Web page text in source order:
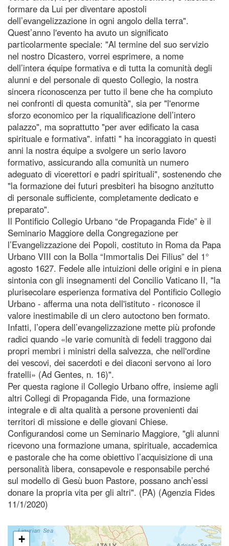
formare da Lui per diventare apostoli
dell’evangelizzazione in ogni angolo della terra".
Quest’anno l'evento ha avuto un significato
particolarmente speciale: "Al termine del suo servizio
nel nostro Dicastero, vorrei esprimere, a nome
dell’intera équipe formativa e di tutta la comunità degli
alunni e del personale di questo Collegio, la nostra
sincera riconoscenza per tutto il bene che ha compiuto
nei confronti di questa comunità", sia per "l'enorme
sforzo economico per la riqualificazione dell’intero
palazzo", ma soprattutto "per aver edificato la casa
spirituale e formativa". infatti " ha incoraggiato in questi
anni la nostra équipe a svolgere un serio lavoro
formativo, assicurando alla comunità un numero
adeguato di vicerettori e padri spirituali", sostenendo che
"la formazione dei futuri presbiteri ha bisogno anzitutto
di personale sufficiente, completamente dedicato e
preparato".
Il Pontificio Collegio Urbano “de Propaganda Fide” è il
Seminario Maggiore della Congregazione per
l’Evangelizzazione dei Popoli, costituto in Roma da Papa
Urbano VIII con la Bolla “Immortalis Dei Filius” del 1°
agosto 1627. Fedele alle intuizioni delle origini e in piena
sintonia con gli insegnamenti del Concilio Vaticano II, "la
plurisecolare esperienza formativa del Pontificio Collegio
Urbano - afferma una nota dell'istituto - riconosce il
valore inestimabile di un clero autoctono ben formato.
Infatti, l’opera dell’evangelizzazione mette più profonde
radici quando «le varie comunità di fedeli traggono dai
propri membri i ministri della salvezza, che nell'ordine
dei vescovi, dei sacerdoti e dei diaconi servono ai loro
fratelli» (Ad Gentes, n. 16)".
Per questa ragione il Collegio Urbano offre, insieme agli
altri Collegi di Propaganda Fide, una formazione
integrale e di alta qualità a persone provenienti dai
territori di missione e delle giovani Chiese.
Configurandosi come un Seminario Maggiore, "gli alunni
ricevono una formazione umana, spirituale, accademica
e pastorale che ha come obiettivo l’acquisizione di una
personalità libera, consapevole e responsabile perché
sul modello di Gesù buon Pastore, possano anch’essi
donare la propria vita per gli altri". (PA) (Agenzia Fides
11/1/2020)
+